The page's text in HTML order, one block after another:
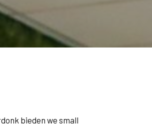
bieden we small